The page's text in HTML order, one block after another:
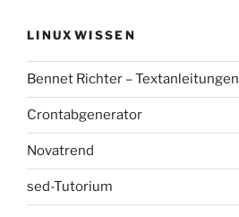
LINUXWISSEN
Bennet Richter – Textanleitungen
Crontabgenerator
Novatrend
sed-Tutorium